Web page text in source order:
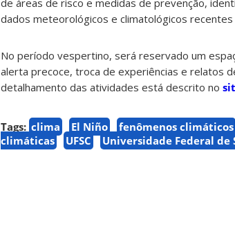
de áreas de risco e medidas de prevenção,
dados meteorológicos e climatológicos recentes
No período vespertino, será reservado um
alerta precoce, troca de experiências e relatos
detalhamento das atividades está descrito no
Tags: clima El Niño fenômenos climáticos
climáticas
UFSC Universidade Federal de